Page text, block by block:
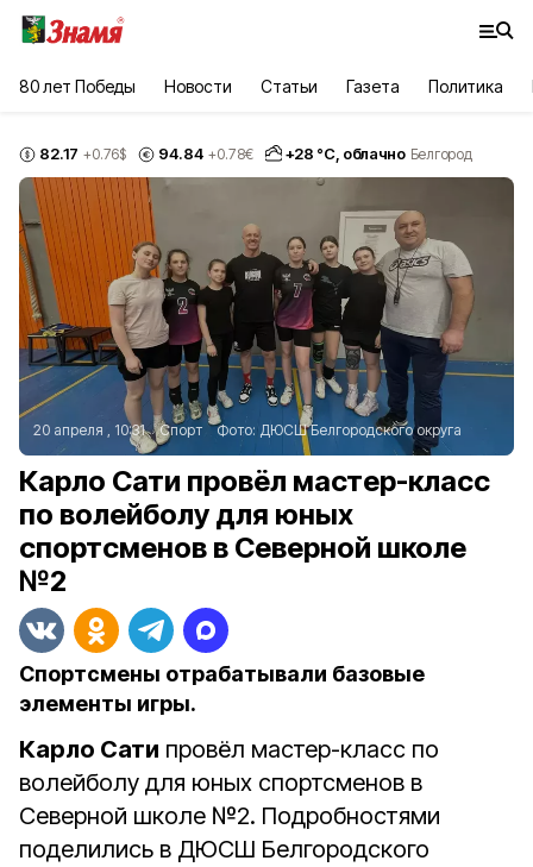
80 лет Победы Новости Статьи Газета Политика
82.17 +0.76$ 94.84 +0.78€ +28 °С, облачно Белгород
20 апреля , 10:31 Спорт Фото:ДЮСШ Белгородского округа
Карло Сати провёл мастер-класс
по волейболу для юных
спортсменов в Северной школе
№2
Спортсмены отрабатывали базовые
элементы игры.
Карло Сати провёл мастер-класс по
волейболу для юных спортсменов в
Северной школе №2. Подробностями
поделились в ДЮСШ Белгородского